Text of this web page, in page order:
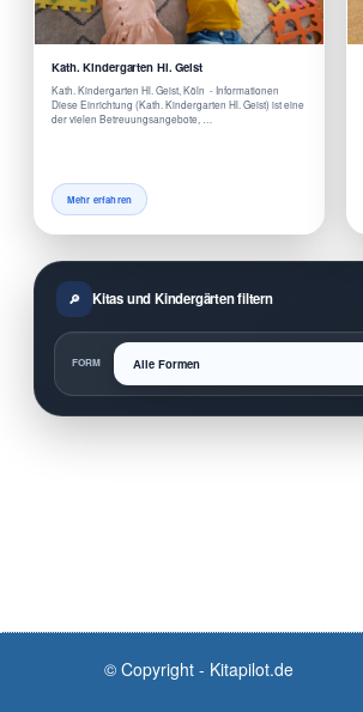
Kath. Kindergarten Hl. Geist
Kath. Kindergarten Hl. Geist, Köln - Informationen
Diese Einrichtung (Kath. Kindergarten Hl. Geist) ist eine
der vielen Betreuungsangebote, …
Mehr erfahren
Kitas und Kindergärten filtern
FORM
© Copyright - Kitapilot.de